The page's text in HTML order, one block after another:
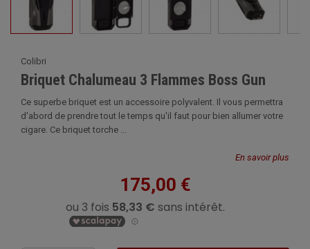
Colibri
Briquet Chalumeau 3 Flammes Boss Gun
Ce superbe briquet est un accessoire polyvalent. Il vous permettra
d'abord de prendre tout le temps qu'il faut pour bien allumer votre
cigare. Ce briquet torche ...
En savoir plus
175,00 €